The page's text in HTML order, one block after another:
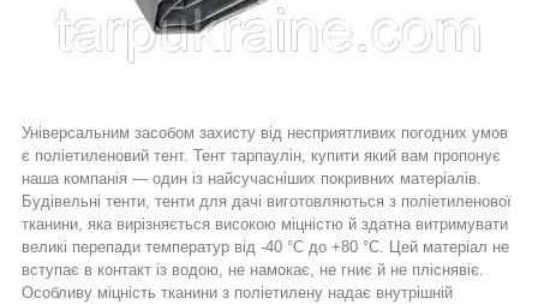
Універсальним засобом захисту від несприятливих погодних умов
є поліетиленовий тент. Тент тарпаулін, купити який вам пропонує
наша компанія — один із найсучасніших покривних матеріалів.
Будівельні тенти, тенти для дачі виготовляються з поліетиленової
тканини, яка вирізняється високою міцністю й здатна витримувати
великі перепади температур від -40 °C до +80 °C. Цей матеріал не
вступає в контакт із водою, не намокає, не гниє й не пліснявіє.
Особливу міцність тканини з поліетилену надає внутрішній